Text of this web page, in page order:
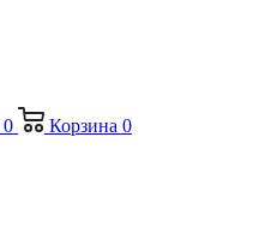
0 Корзина 0